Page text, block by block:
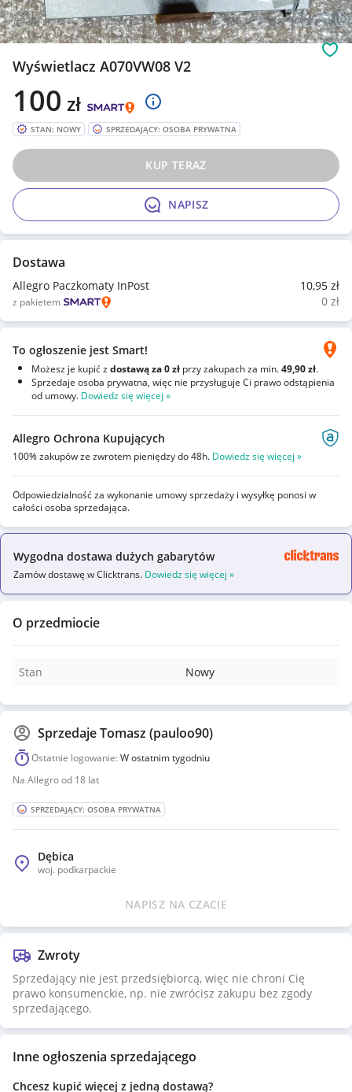
Wyświetlacz A070VW08 V2
100 zł
STAN: NOWY SPRZEDAJĄCY: OSOBA PRYWATNA
NAPISZ
KUP TERAZ
Dostawa
Allegro Paczkomaty InPost 10,95 zł
z pakietem 0 zł
To ogłoszenie jest Smart!
Możesz je kupić zdostawą za 0 zł przy zakupach za min.49,90 zł.
Sprzedaje osoba prywatna, więc nie przysługuje Ci prawo odstąpienia
od umowy. Dowiedz się więcej »
Allegro Ochrona Kupujących
100% zakupów ze zwrotem pieniędzy do 48h. Dowiedz się więcej »
Odpowiedzialność za wykonanie umowy sprzedaży i wysyłkę ponosi w
całości osoba sprzedająca.
Wygodna dostawa dużych gabarytów
Zamów dostawę w Clicktrans. Dowiedz się więcej »
O przedmiocie
Stan Nowy
SprzedajeTomasz (pauloo90)
Ostatnie logowanie:W ostatnim tygodniu
Na Allegro od 18 lat
SPRZEDAJĄCY: OSOBA PRYWATNA
Dębica
woj. podkarpackie
NAPISZ NA CZACIE
Zwroty
Sprzedający nie jest przedsiębiorcą, więc nie chroni Cię
prawo konsumenckie, np. nie zwrócisz zakupu bez zgody
sprzedającego.
Inne ogłoszenia sprzedającego
Chcesz kupić więcej z jedną dostawą?